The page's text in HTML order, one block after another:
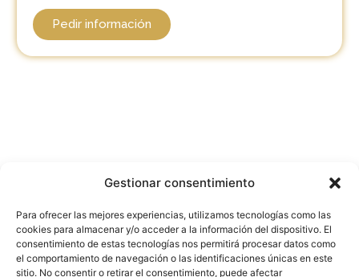
Gestionar consentimiento
Para ofrecer las mejores experiencias, utilizamos tecnologías como las
cookies para almacenar y/o acceder a la información del dispositivo. El
consentimiento de estas tecnologías nos permitirá procesar datos como
el comportamiento de navegación o las identificaciones únicas en este
sitio. No consentir o retirar el consentimiento, puede afectar
Pedir información
958 26 45 17